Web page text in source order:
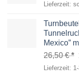
Lieferzeit:
Mexico”
26,50€
Lieferzeit: